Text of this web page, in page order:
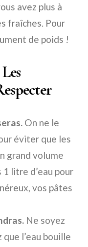
avez plus à
fraîches. Pour
de poids !
On ne le
éviter que les
grand volume
1 litre d’eau pour
vos pâtes
Ne soyez
l’eau bouille